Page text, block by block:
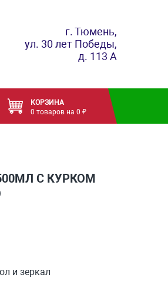
г. Тюмень,
ул. 30 лет Победы,
д. 113 А
КОРЗИНА
0 товаров на 0 ₽
С КУРКОМ
и зеркал